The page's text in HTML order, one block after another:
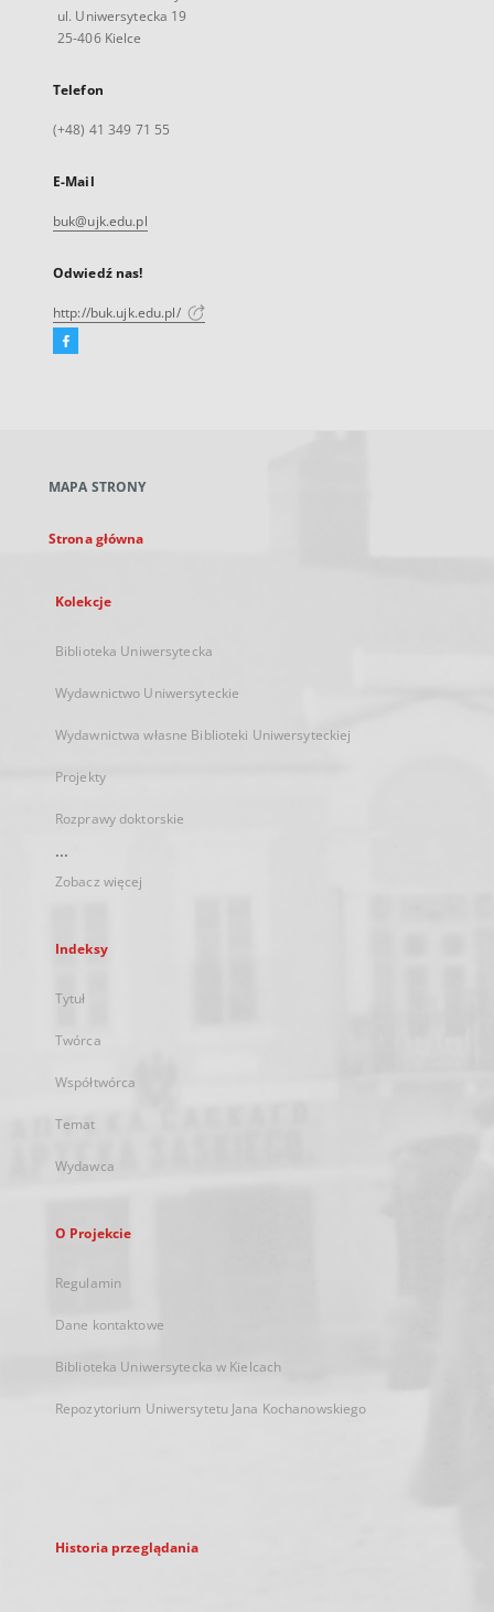
ul. Uniwersytecka 19
25-406 Kielce
Telefon
(+48) 41 349 71 55
E-Mail
buk@ujk.edu.pl
Odwiedź nas!
http://buk.ujk.edu.pl/
Facebook
karcie
MAPA STRONY
Strona główna
Kolekcje
Biblioteka Uniwersytecka
Wydawnictwo Uniwersyteckie
Wydawnictwa własne Biblioteki Uniwersyteckiej
Projekty
Rozprawy doktorskie
...
Zobacz więcej
Indeksy
Tytuł
Twórca
Współtwórca
Temat
Wydawca
O Projekcie
Regulamin
Dane kontaktowe
Biblioteka Uniwersytecka w Kielcach
Repozytorium Uniwersytetu Jana Kochanowskiego
Historia przeglądania